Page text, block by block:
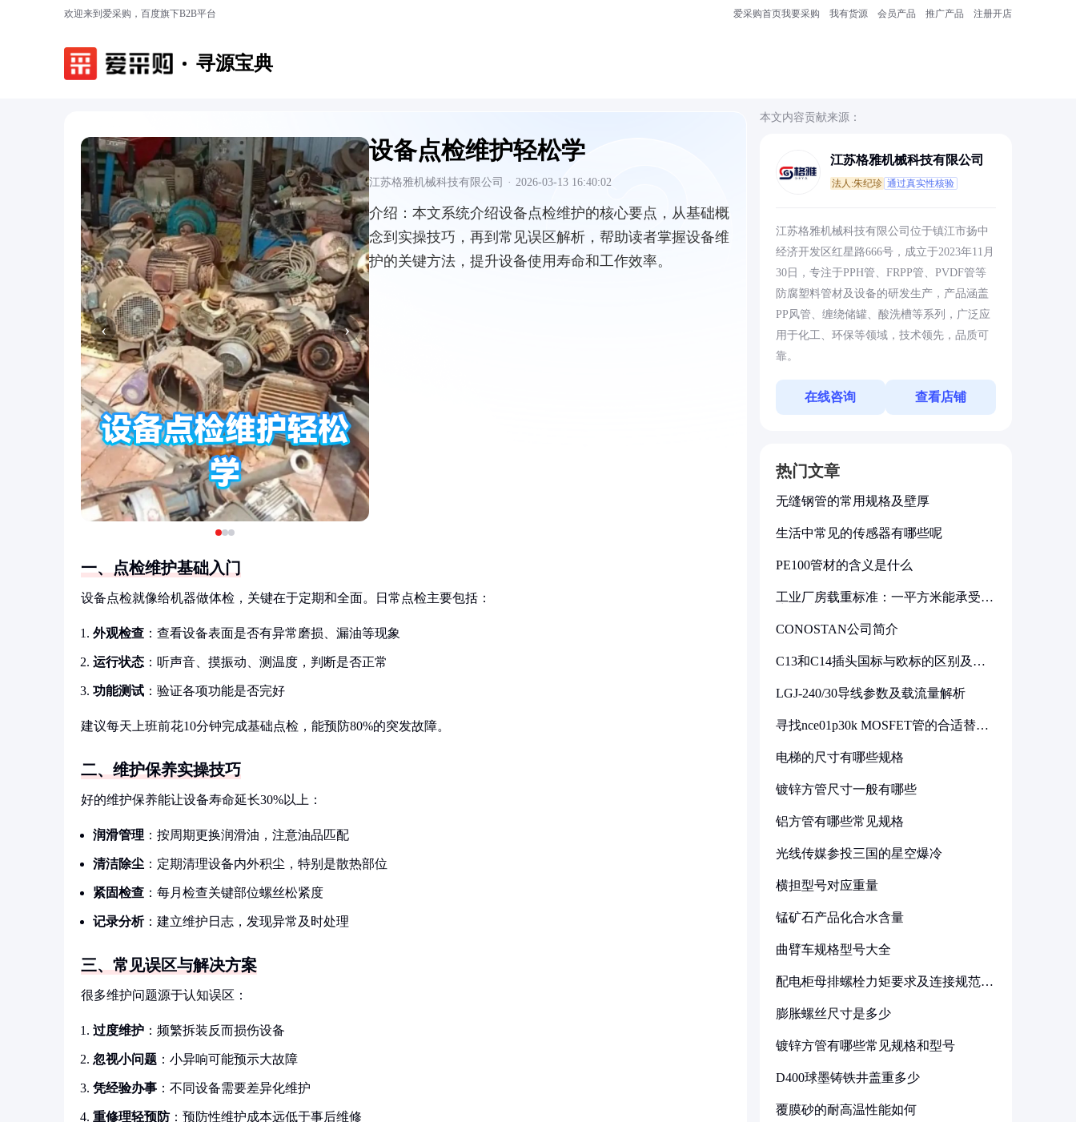
欢迎来到爱采购，百度旗下B2B平台 爱采购首页我要采购 我有货源 会员产品 推广产品 注册开店
寻源宝典
‹ ›
设备点检维护轻松学
江苏格雅机械科技有限公司 · 2026-03-13 16:40:02
介绍： 本文系统介绍设备点检维护的核心要点，从基础概
念到实操技巧，再到常见误区解析，帮助读者掌握设备维
护的关键方法，提升设备使用寿命和工作效率。
一、点检维护基础入门
设备点检就像给机器做体检，关键在于定期和全面。日常点检主要包括：
外观检查 ：查看设备表面是否有异常磨损、漏油等现象
运行状态 ：听声音、摸振动、测温度，判断是否正常
功能测试 ：验证各项功能是否完好
建议每天上班前花10分钟完成基础点检，能预防80%的突发故障。
二、维护保养实操技巧
好的维护保养能让设备寿命延长30%以上：
润滑管理 ：按周期更换润滑油，注意油品匹配
清洁除尘 ：定期清理设备内外积尘，特别是散热部位
紧固检查 ：每月检查关键部位螺丝松紧度
记录分析：建立维护日志，发现异常及时处理
三、常见误区与解决方案
很多维护问题源于认知误区：
过度维护 ：频繁拆装反而损伤设备
忽视小问题 ：小异响可能预示大故障
凭经验办事 ：不同设备需要差异化维护
重修理轻预防：预防性维护成本远低于事后维修
本文内容贡献来源：
江苏格雅机械科技有限公司
法人:朱纪珍 通过真实性核验
江苏格雅机械科技有限公司位于镇江市扬中
经济开发区红星路666号，成立于2023年11月
30日，专注于PPH管、FRPP管、PVDF管等
防腐塑料管材及设备的研发生产，产品涵盖
PP风管、缠绕储罐、酸洗槽等系列，广泛应
用于化工、环保等领域，技术领先，品质可
靠。
在线咨询 查看店铺
热门文章
无缝钢管的常用规格及壁厚
生活中常见的传感器有哪些呢
PE100管材的含义是什么
工业厂房载重标准：一平方米能承受多
CONOSTAN公司简介
C13和C14插头国标与欧标的区别及其
LGJ-240/30导线参数及载流量解析
寻找nce01p30k MOSFET管的合适替代
电梯的尺寸有哪些规格
镀锌方管尺寸一般有哪些
铝方管有哪些常见规格
光线传媒参投三国的星空爆冷
横担型号对应重量
锰矿石产品化合水含量
曲臂车规格型号大全
配电柜母排螺栓力矩要求及连接规范详
膨胀螺丝尺寸是多少
镀锌方管有哪些常见规格和型号
D400球墨铸铁井盖重多少
覆膜砂的耐高温性能如何